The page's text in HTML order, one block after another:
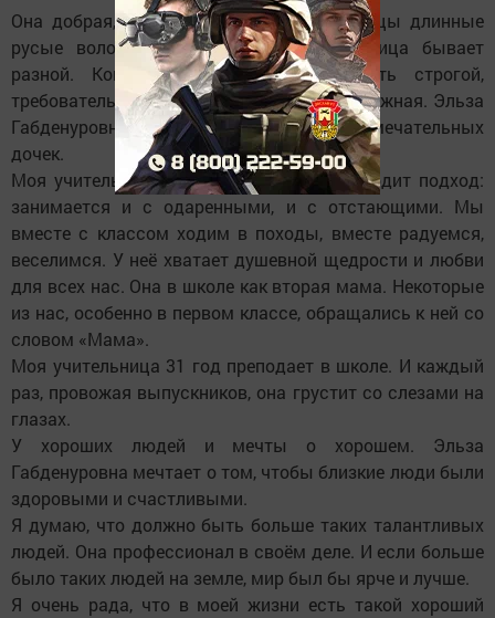
Она добрая, красивая. У моей учительницы длинные
русые волосы и карие глаза. Учительница бывает
разной. Когда нужно, она может быть строгой,
требовательной, но чаще она ласковая и нежная. Эльза
Габденуровна с мужем воспитали двух замечательных
дочек.
Моя учительница к каждому ученику находит подход:
занимается и с одаренными, и с отстающими. Мы
вместе с классом ходим в походы, вместе радуемся,
веселимся. У неё хватает душевной щедрости и любви
для всех нас. Она в школе как вторая мама. Некоторые
из нас, особенно в первом классе, обращались к ней со
словом «Мама».
Моя учительница 31 год преподает в школе. И каждый
раз, провожая выпускников, она грустит со слезами на
глазах.
У хороших людей и мечты о хорошем. Эльза
Габденуровна мечтает о том, чтобы близкие люди были
здоровыми и счастливыми.
Я думаю, что должно быть больше таких талантливых
людей. Она профессионал в своём деле. И если больше
было таких людей на земле, мир был бы ярче и лучше.
Я очень рада, что в моей жизни есть такой хороший